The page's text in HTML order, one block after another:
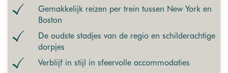
Gemakkelijk reizen per trein tussen New York en
Boston
De oudste stadjes van de regio en schilderachtige
dorpjes
Verblijf in stijl in sfeervolle accommodaties